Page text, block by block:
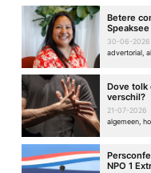
Betere
30-06-2026
advertorial,
Dove tolk
verschil?
21-07-2026
NPO 1